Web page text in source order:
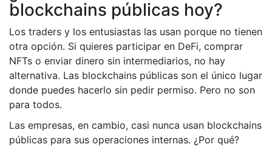
blockchains públicas hoy?
Los traders y los entusiastas las usan porque no tienen
otra opción. Si quieres participar en DeFi, comprar
NFTs o enviar dinero sin intermediarios, no hay
alternativa. Las blockchains públicas son el único lugar
donde puedes hacerlo sin pedir permiso. Pero no son
para todos.
Las empresas, en cambio, casi nunca usan blockchains
públicas para sus operaciones internas. ¿Por qué?